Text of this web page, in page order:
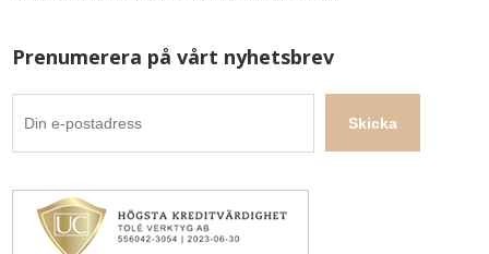
Prenumerera på vårt nyhetsbrev